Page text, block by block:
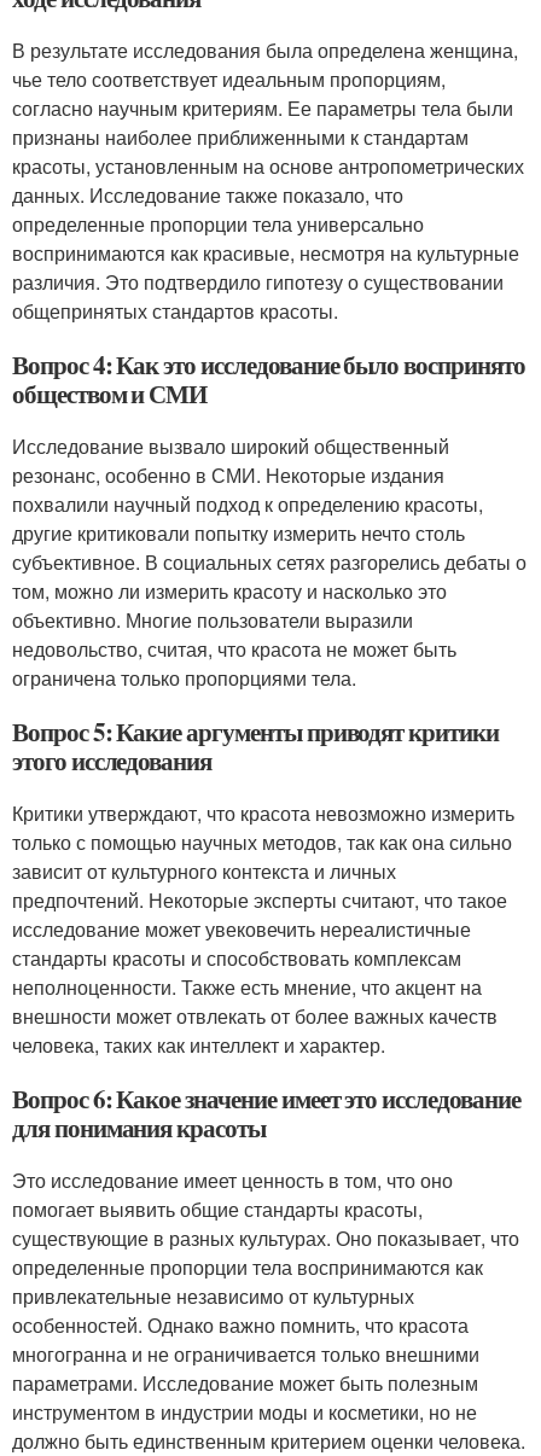
В результате исследования была определена женщина,
чье тело соответствует идеальным пропорциям,
согласно научным критериям. Ее параметры тела были
признаны наиболее приближенными к стандартам
красоты, установленным на основе антропометрических
данных. Исследование также показало, что
определенные пропорции тела универсально
воспринимаются как красивые, несмотря на культурные
различия. Это подтвердило гипотезу о существовании
общепринятых стандартов красоты.
Вопрос 4: Как это исследование было воспринято
обществом и СМИ
Исследование вызвало широкий общественный
резонанс, особенно в СМИ. Некоторые издания
похвалили научный подход к определению красоты,
другие критиковали попытку измерить нечто столь
субъективное. В социальных сетях разгорелись дебаты о
том, можно ли измерить красоту и насколько это
объективно. Многие пользователи выразили
недовольство, считая, что красота не может быть
ограничена только пропорциями тела.
Вопрос 5: Какие аргументы приводят критики
этого исследования
Критики утверждают, что красота невозможно измерить
только с помощью научных методов, так как она сильно
зависит от культурного контекста и личных
предпочтений. Некоторые эксперты считают, что такое
исследование может увековечить нереалистичные
стандарты красоты и способствовать комплексам
неполноценности. Также есть мнение, что акцент на
внешности может отвлекать от более важных качеств
человека, таких как интеллект и характер.
Вопрос 6: Какое значение имеет это исследование
для понимания красоты
Это исследование имеет ценность в том, что оно
помогает выявить общие стандарты красоты,
существующие в разных культурах. Оно показывает, что
определенные пропорции тела воспринимаются как
привлекательные независимо от культурных
особенностей. Однако важно помнить, что красота
многогранна и не ограничивается только внешними
параметрами. Исследование может быть полезным
инструментом в индустрии моды и косметики, но не
должно быть единственным критерием оценки человека.